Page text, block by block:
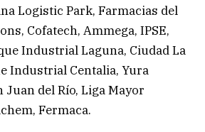
Logistic Park, Farmacias del
Cofatech, Ammega, IPSE,
Industrial Laguna, Ciudad La
Industrial Centalia, Yura
Juan del Río, Liga Mayor
Fermaca.